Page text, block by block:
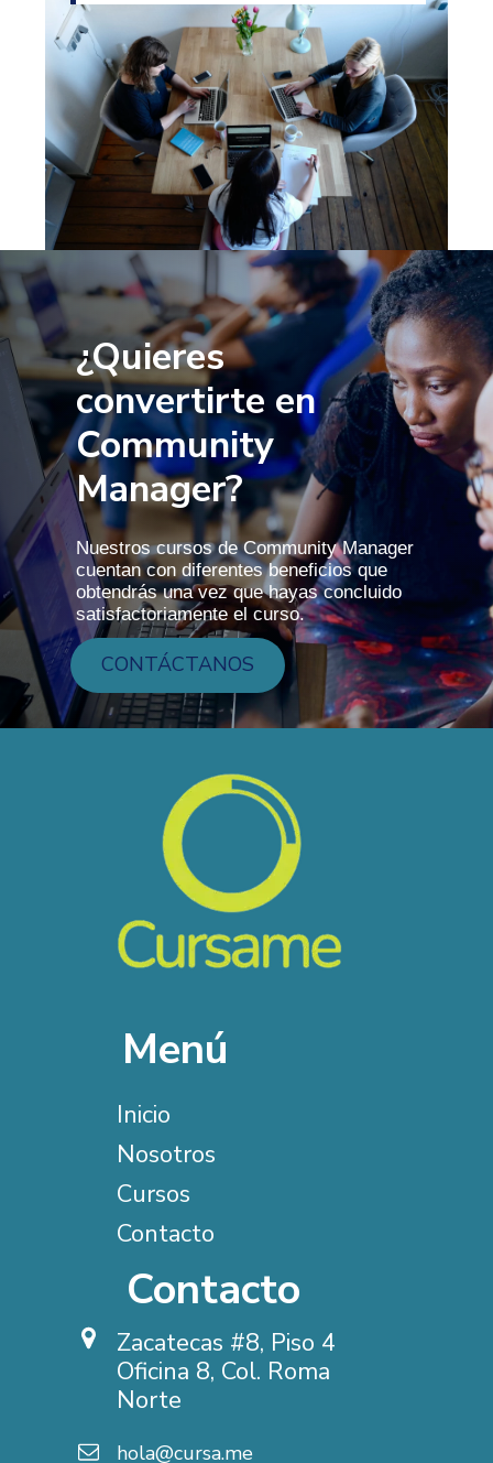
¿Quieres
convertirte en
Community
Manager?
CONTÁCTANOS
Nuestros cursos de Community Manager
cuentan con diferentes beneficios que
obtendrás una vez que hayas concluido
satisfactoriamente el curso.
hola@cursa.me
Zacatecas #8, Piso 4
Oficina 8, Col. Roma
Norte
Contacto
Inicio
Nosotros
Cursos
Contacto
Menú